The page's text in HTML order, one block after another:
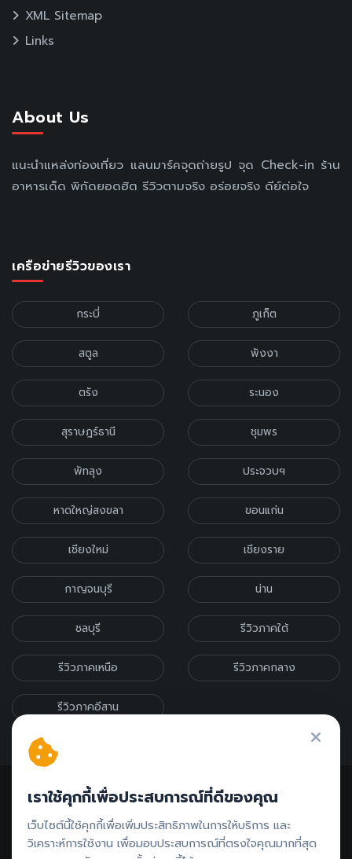
XML Sitemap
Links
About Us
แนะนำแหล่งท่องเที่ยว แลนมาร์คจุดถ่ายรูป จุด Check-in ร้าน
อาหารเด็ด พิกัดยอดฮิต รีวิวตามจริง อร่อยจริง ดีย์ต่อใจ
เครือข่ายรีวิวของเรา
กระบี่ ภูเก็ต
สตูล พังงา
ตรัง ระนอง
สุราษฎร์ธานี ชุมพร
พัทลุง ประจวบฯ
หาดใหญ่สงขลา ขอนแก่น
เชียงใหม่ เชียงราย
กาญจนบุรี น่าน
ชลบุรี รีวิวภาคใต้
รีวิวภาคเหนือ รีวิวภาคกลาง
รีวิวภาคอีสาน
ติดต่อรีวิว // ลงโฆษณา
เราใช้คุกกี้เพื่อประสบการณ์ที่ดีของคุณ
เว็บไซต์นี้ใช้คุกกี้เพื่อเพิ่มประสิทธิภาพในการให้บริการ และ
วิเคราะห์การใช้งาน เพื่อมอบประสบการณ์ที่ตรงใจคุณมากที่สุด